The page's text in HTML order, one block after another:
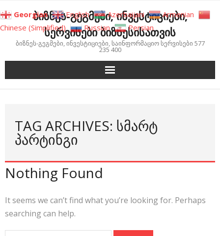
to
content
ბიზნეს-გეგმები, ინვესტიციები,
სერვისები ბიზნესისათვის
ბიზნეს-გეგმები, ინვესტიციები, საინფორმაციო სერვისები 577
235 400
TAG ARCHIVES: ᲡᲛᲐᲠᲢ
ᲞᲐᲠᲢᲘᲜᲒᲘ
Nothing Found
It seems we can’t find what you’re looking for. Perhaps
searching can help.
Georgian English Azerbaijani
Armenian
Chinese (Simplified)
Russian Persian